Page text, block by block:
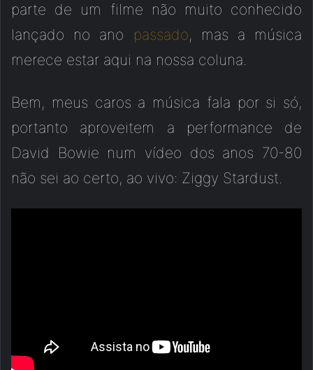
parte de um filme não muito conhecido
lançado no ano passado, mas a música
merece estar aqui na nossa coluna.
Bem, meus caros a música fala por si só,
portanto aproveitem a performance de
David Bowie num vídeo dos anos 70-80
não sei ao certo, ao vivo: Ziggy Stardust.